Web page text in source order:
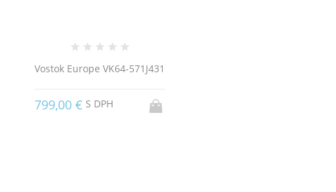
Vostok Europe VK64-571J431
799,00 € S DPH